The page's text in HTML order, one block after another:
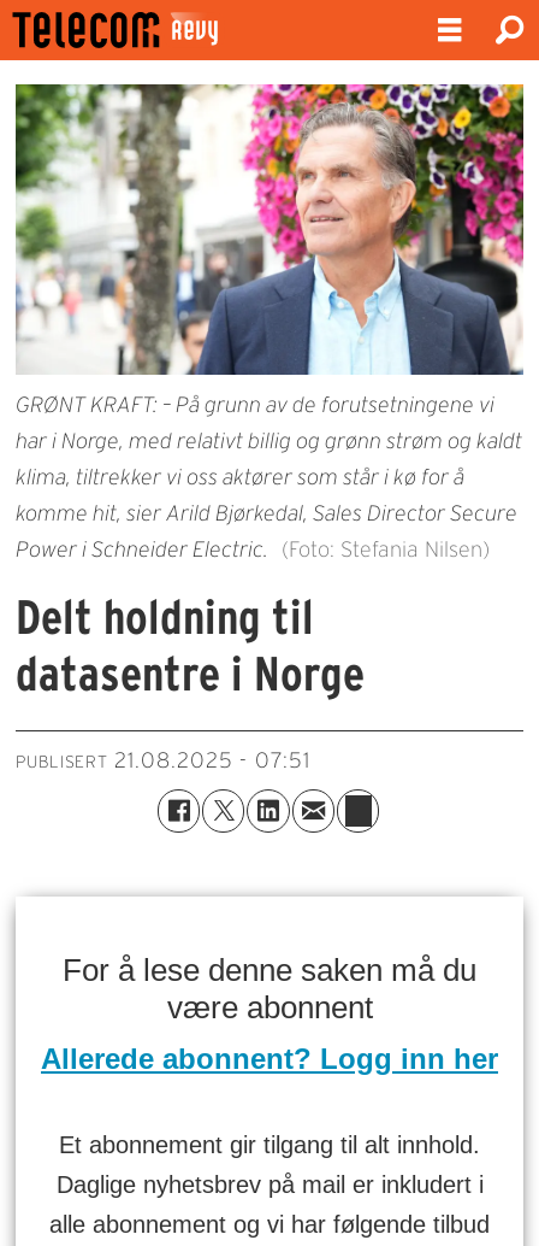
GRØNT KRAFT: – På grunn av de forutsetningene vi
har i Norge, med relativt billig og grønn strøm og kaldt
klima, tiltrekker vi oss aktører som står i kø for å
komme hit, sier Arild Bjørkedal, Sales Director Secure
Power i Schneider Electric.
(Foto: Stefania Nilsen)
Delt holdning til
datasentre i Norge
PUBLISERT 21.08.2025 - 07:51
For å lese denne saken må du
være abonnent
Allerede abonnent? Logg inn her
Et abonnement gir tilgang til alt innhold.
Daglige nyhetsbrev på mail er inkludert i
alle abonnement og vi har følgende tilbud